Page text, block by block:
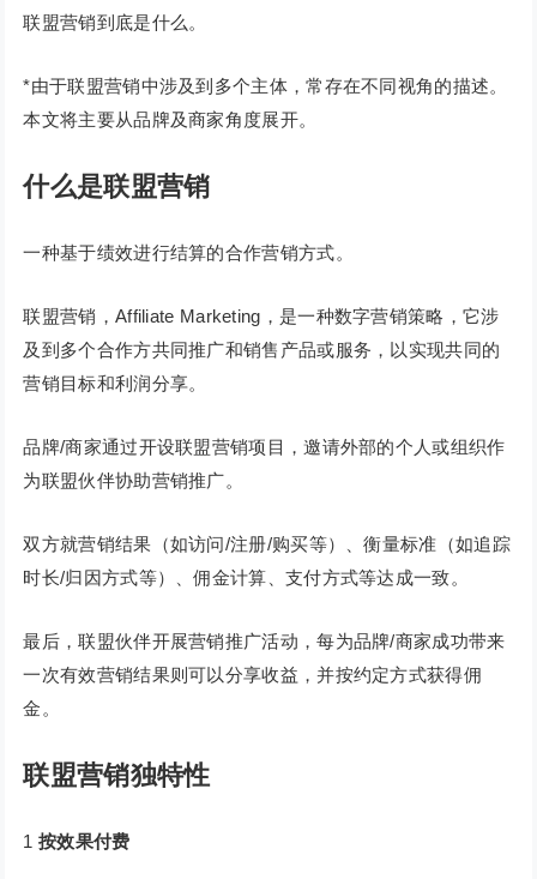
联盟营销到底是什么。
*由于联盟营销中涉及到多个主体，常存在不同视角的描述。
本文将主要从品牌及商家角度展开。
什么是联盟营销
一种基于绩效进行结算的合作营销方式。
联盟营销，Affiliate Marketing，是一种数字营销策略，它涉
及到多个合作方共同推广和销售产品或服务，以实现共同的
营销目标和利润分享。
品牌/商家通过开设联盟营销项目，邀请外部的个人或组织作
为联盟伙伴协助营销推广。
双方就营销结果（如访问/注册/购买等）、衡量标准（如追踪
时长/归因方式等）、佣金计算、支付方式等达成一致。
最后，联盟伙伴开展营销推广活动，每为品牌/商家成功带来
一次有效营销结果则可以分享收益，并按约定方式获得佣
金。
联盟营销独特性
1按效果付费